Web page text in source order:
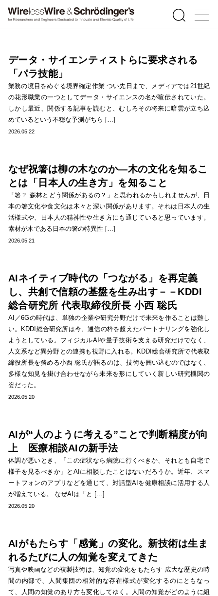
データ・サイエンティストらに要求される
「パラ技能」
業務の境目をめぐる境界確定作業 つい先日まで、メディアでは21世紀
の花形職業の一つとしてデータ・サイエンスの名が喧伝されていた。
しかし最近、関係する記事を読むと、むしろその将来に暗雲が立ち込
めているという不穏な予測がちら […]
2026.05.22
なぜ祝箸は柳の木なのか―木の文化を知るこ
とは「日本人の生き方」を知ること
「箸？ 森林とどう関係があるの？」と思われるかもしれませんが、日
本の箸文化や食文化は木々と深い関係があります。それは日本人の生
活様式や、日本人の精神性や生き方にも通じていると思っています。
素材が木である日本の箸の特異性 […]
2026.05.21
AIネイティブ時代の「つながる」を再定義
し、共創で信頼の基盤を生み出す－－KDDI
総合研究所 代表取締役所長 小西 聡氏
AI／6Gの時代は、単独の企業や研究分野だけで未来を作ることは難し
い。KDDI総合研究所は今、通信の枠を超えたパートナリングを強化し
ようとしている。フィジカルAIや量子技術を支える研究だけでなく、
人文系など異分野との連携も視野に入れる。KDDI総合研究所で代表取
締役所長を務める小西 聡氏が語るのは、技術を囲い込むのではなく、
多様な知見を掛け合わせながら未来を形にしていく新しい研究機関の
姿だった。
2026.05.20
AIが“人のように考える”ことで判断精度が向
上 医療相談AIの新手法
体調が悪いとき、「この症状なら病院に行くべきか、それとも自宅で
様子を見るべきか」とAIに相談したことはないだろうか。近年、スマ
ートフォンのアプリなどを通じて、対話型AIを健康相談に活用する人
が増えている。 なぜAIは「と […]
2026.05.20
AIがもたらす「感覚」の変化。新技術は生ま
れるたびに人の知覚を変えてきた
写真や映画などの複製技術は、知覚の変化をもたらす 広大な歴史の時
間の内部で、人間集団の相対的な存在様式が変化するのにともなっ
て、人間の知覚のあり方も変化してゆく。人間の知覚がどのように組